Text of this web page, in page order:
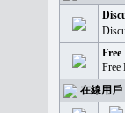
Free
在線用戶